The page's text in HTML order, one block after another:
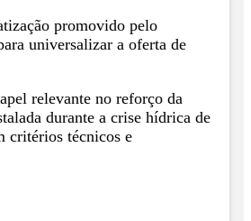
promovido pelo
universalizar a oferta de
relevante no reforço da
durante a crise hídrica de
critérios técnicos e